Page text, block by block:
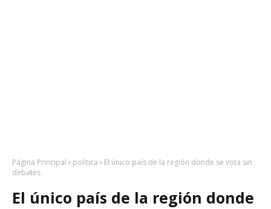
Página Principal politica
El único país de la región donde se vota sin
debates
El único país de la región donde